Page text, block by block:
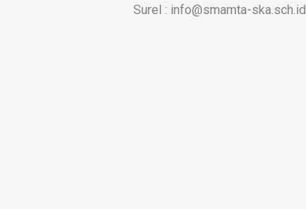
Surel : info@smamta-ska.sch.id